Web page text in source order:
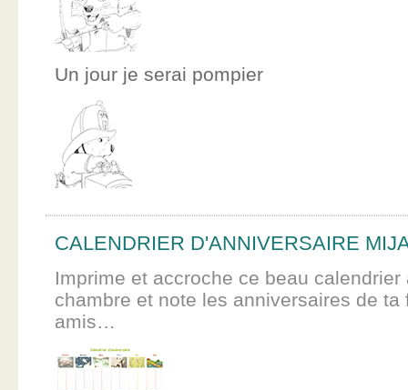
Un jour je serai pompier
CALENDRIER D'ANNIVERSAIRE
Imprime et accroche ce beau calendrier
chambre et note les anniversaires de ta
amis…